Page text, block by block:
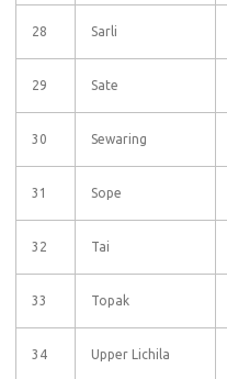
28 Sarli
29 Sate
30 Sewaring
31 Sope
32 Tai
33 Topak
34 Upper Lichila